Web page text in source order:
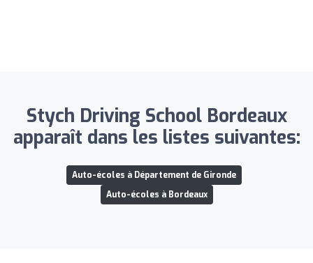
Stych Driving School Bordeaux
apparaît dans les listes suivantes:
Auto-écoles à Département de Gironde
Auto-écoles à Bordeaux